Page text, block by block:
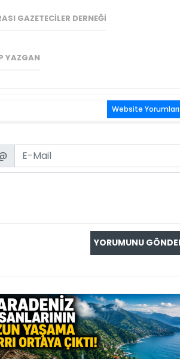
GAZETECILER DERNEĞI
YAZGAN
Website Yorumları